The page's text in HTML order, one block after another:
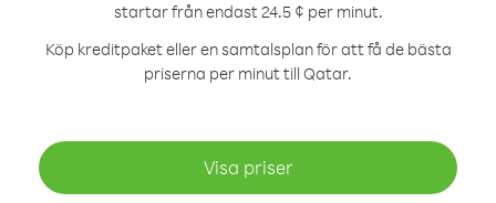
startar från endast 24.5 ¢ per minut.
Köp kreditpaket eller en samtalsplan för att få de bästa
priserna per minut till Qatar.
Visa priser